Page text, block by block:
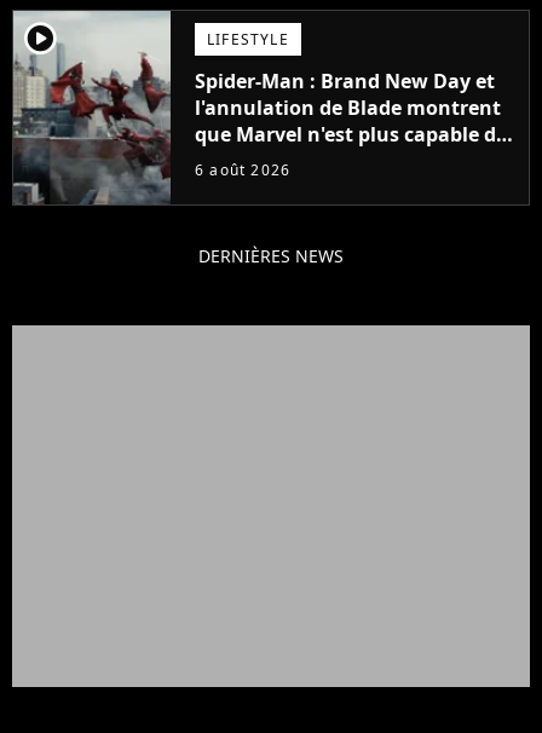
player2 LIFESTYLE
Spider-Man : Brand New Day et
l'annulation de Blade montrent
que Marvel n'est plus capable de
faire quoi que ce soit de simple
6 août 2026
DERNIÈRES NEWS